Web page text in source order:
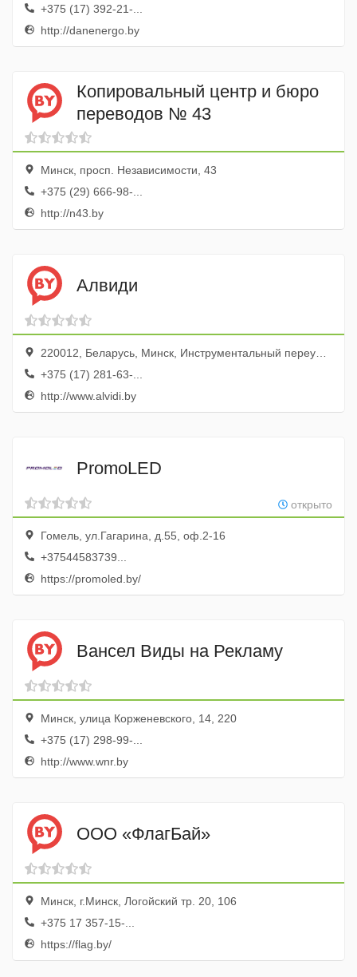
+375 (17) 392-21-...
http://danenergo.by
Копировальный центр и бюро
переводов № 43
Минск, просп. Независимости, 43
+375 (29) 666-98-...
http://n43.by
Алвиди
220012, Беларусь, Минск, Инструментальный переулок, 3, оф. 206
+375 (17) 281-63-...
http://www.alvidi.by
PromoLED
открыто
Гомель, ул.Гагарина, д.55, оф.2-16
+37544583739...
https://promoled.by/
Вансел Виды на Рекламу
Минск, улица Корженевского, 14, 220
+375 (17) 298-99-...
http://www.wnr.by
ООО «ФлагБай»
Минск, г.Минск, Логойский тр. 20, 106
+375 17 357-15-...
https://flag.by/